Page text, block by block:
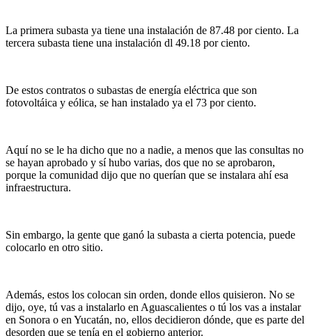
La primera subasta ya tiene una instalación de 87.48 por ciento. La
tercera subasta tiene una instalación dl 49.18 por ciento.
De estos contratos o subastas de energía eléctrica que son
fotovoltáica y eólica, se han instalado ya el 73 por ciento.
Aquí no se le ha dicho que no a nadie, a menos que las consultas no
se hayan aprobado y sí hubo varias, dos que no se aprobaron,
porque la comunidad dijo que no querían que se instalara ahí esa
infraestructura.
Sin embargo, la gente que ganó la subasta a cierta potencia, puede
colocarlo en otro sitio.
Además, estos los colocan sin orden, donde ellos quisieron. No se
dijo, oye, tú vas a instalarlo en Aguascalientes o tú los vas a instalar
en Sonora o en Yucatán, no, ellos decidieron dónde, que es parte del
desorden que se tenía en el gobierno anterior.